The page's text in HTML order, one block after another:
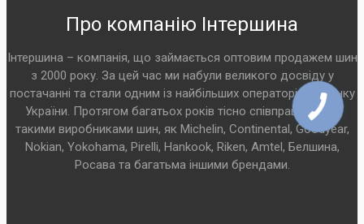
Про компанію Інтершина
Інтершина – компанія, що займається оптовим продажем шин
з 2000 року. За цей час ми набули великого досвіду у
постачанні та стали одним із найбільших операторів на ринку
України. Протягом багатьох років тісно співпрацюємо з
такими виробниками шин, як Michelin, Continental, Goodyear,
Nokian, Yokohama, Pirelli, Hankook, Riken, Amtel, Белшина,
Росава та багатьма іншими брендами.